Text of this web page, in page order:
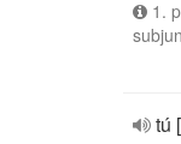
1.
tú